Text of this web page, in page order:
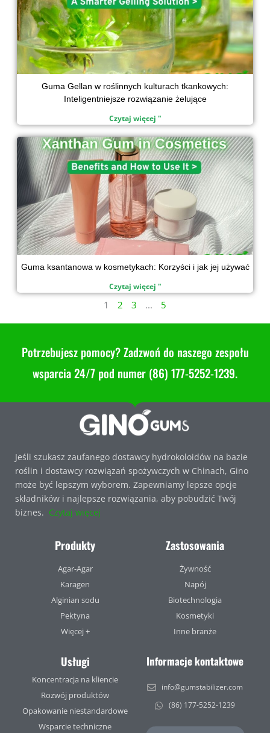
Guma Gellan w roślinnych kulturach tkankowych:
Inteligentniejsze rozwiązanie żelujące
Czytaj więcej "
Guma ksantanowa w kosmetykach: Korzyści i jak jej używać
Czytaj więcej "
1 2 3 ... 5
Potrzebujesz pomocy? Zadzwoń do naszego zespołu
wsparcia 24/7 pod numer (86) 177-5252-1239.
Jeśli szukasz zaufanego dostawcy hydrokoloidów na bazie
roślin i dostawcy rozwiązań spożywczych w Chinach, Gino
może być lepszym wyborem. Zapewniamy lepsze opcje
składników i najlepsze rozwiązania, aby pobudzić Twój
biznes. Czytaj więcej
Produkty
Agar-Agar
Karagen
Alginian sodu
Pektyna
Więcej +
Zastosowania
Żywność
Napój
Biotechnologia
Kosmetyki
Inne branże
Usługi
Koncentracja na kliencie
Rozwój produktów
Opakowanie niestandardowe
Wsparcie techniczne
Informacje kontaktowe
info@gumstabilizer.com
(86) 177-5252-1239